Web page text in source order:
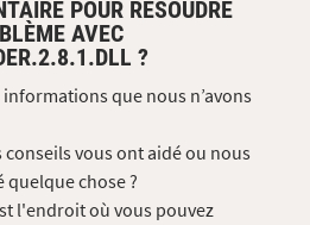
POUR RÉSOUDRE
AVEC
?
informations que nous n’avons
conseils vous ont aidé ou nous
quelque chose ?
l'endroit où vous pouvez